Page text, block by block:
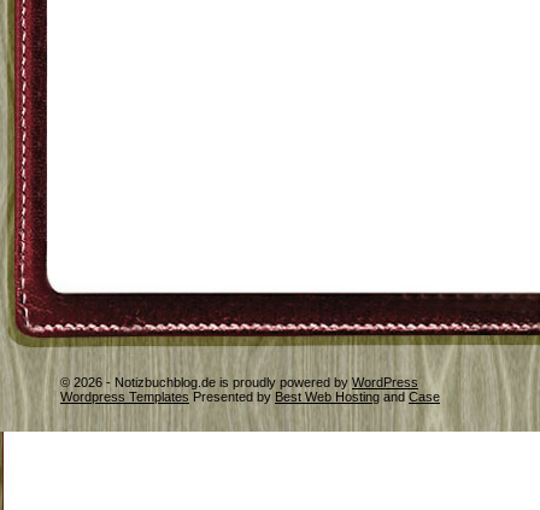
© 2026 - Notizbuchblog.de is proudly powered by WordPress
Wordpress Templates Presented by Best Web Hosting and Case